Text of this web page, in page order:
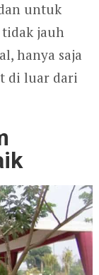
untuk
jauh
hanya saja
di luar dari